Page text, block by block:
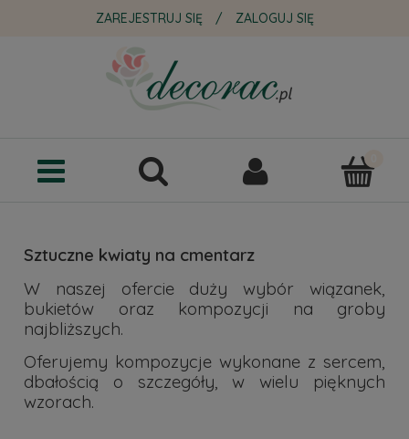
ZAREJESTRUJ SIĘ / ZALOGUJ SIĘ
Sztuczne kwiaty na cmentarz
W naszej ofercie duży wybór wiązanek,
bukietów oraz kompozycji na groby
najbliższych.
Oferujemy kompozycje wykonane z sercem,
dbałością o szczegóły, w wielu pięknych
wzorach.